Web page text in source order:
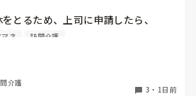
とるため、上司に申請したら、
考えるとのこと。
良いため（←表現の仕方良くないかも
いう理由で休みをとるから、代わり
という相談をしていました。利用者か
マネ 訪問介護
介護
3 ・ 1日前